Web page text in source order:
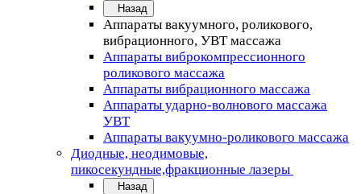
Назад
Аппараты вакуумного, роликового,
вибрационного, УВТ массажа
Аппараты виброкомпрессионного
роликового массажа
Аппараты вибрационного массажа
Аппараты ударно-волнового массажа
УВТ
Аппараты вакуумно-роликового массажа
Диодные, неодимовые,
пикосекундные,фракционные лазеры
Назад